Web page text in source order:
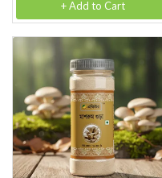
+ Add to Cart